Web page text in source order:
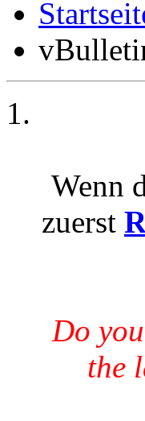
Wenn
zuerst
Do
the